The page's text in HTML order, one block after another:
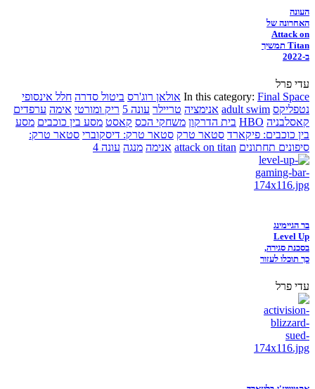
העונה
האחרונה של
Attack on
Titan תמשיך
ב-2022
עדי פרל
In this category: Final Space אולאן רוג'רס ביטול סדרה חלל אינסופי
נטפליקס adult swim אנימציה טריילר עונה 5 ריק ומורטי אימה ערפדים
קאסלבניה HBO בית הדרקון משחקי הכס קאסט מסע בין כוכבים מסע
בין כוכבים: פיקארד סטאר טרק סטאר טרק: דיסקוברי סטאר טרק:
סיפונים תחתונים attack on titan אנימה מנגה עונה 4
בר הגיימינג
Level Up
בסכנת סגירה,
כך תוכלו לעזור
עדי פרל